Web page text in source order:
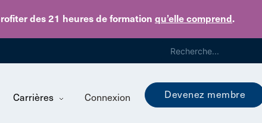
des 21 heures de formation qu’elle comprend.
Skip to main content
Carrières Connexion Devenez membre